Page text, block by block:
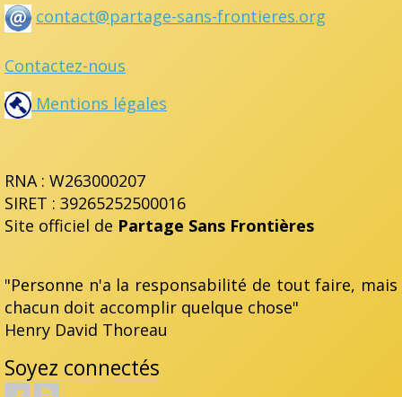
contact@partage-sans-frontieres.org
Contactez-nous
Mentions légales
RNA : W263000207
SIRET : 39265252500016
Site officiel de Partage Sans Frontières
"Personne n'a la responsabilité de tout faire, mais
chacun doit accomplir quelque chose"
Henry David Thoreau
Soyez connectés